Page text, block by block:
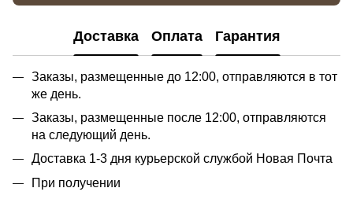
Доставка Оплата Гарантия
Заказы, размещенные до 12:00, отправляются в тот
же день.
Заказы, размещенные после 12:00, отправляются
на следующий день.
Доставка 1-3 дня курьерской службой Новая Почта
При получении